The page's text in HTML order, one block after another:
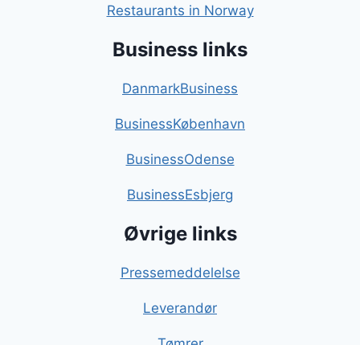
Restaurants in Norway
Business links
DanmarkBusiness
BusinessKøbenhavn
BusinessOdense
BusinessEsbjerg
Øvrige links
Pressemeddelelse
Leverandør